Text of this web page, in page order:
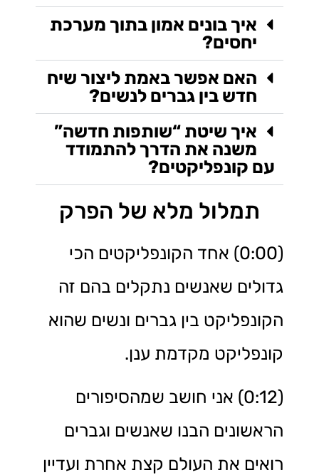
איך בונים אמון בתוך מערכת
יחסים?
האם אפשר באמת ליצור שיח
חדש בין גברים לנשים?
איך שיטת “שותפות חדשה”
משנה את הדרך להתמודד
עם קונפליקטים?
תמלול מלא של הפרק
(0:00) אחד הקונפליקטים הכי
גדולים שאנשים נתקלים בהם זה
הקונפליקט בין גברים ונשים שהוא
קונפליקט מקדמת ענן.
(0:12) אני חושב שמהסיפורים
הראשונים הבנו שאנשים וגברים
רואים את העולם קצת אחרת ועדיין